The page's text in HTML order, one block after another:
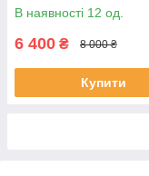
В наявності 12 од.
6 400 ₴ 8 000 ₴
Купити